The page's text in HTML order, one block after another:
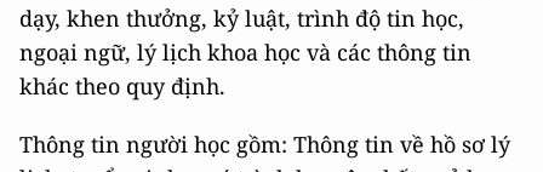
dạy, khen thưởng, kỷ luật, trình độ tin học,
ngoại ngữ, lý lịch khoa học và các thông tin
khác theo quy định.
Thông tin người học gồm: Thông tin về hồ sơ lý